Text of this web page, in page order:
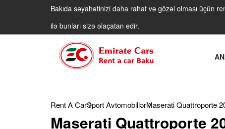
Bakıda səyahətinizi daha rahat və gözəl olması üçün
ilə bunları sizə əlaçatan edir.
Rent A CarSport AvtomobillərMaserati Quattroporte
Maserati Quattroporte